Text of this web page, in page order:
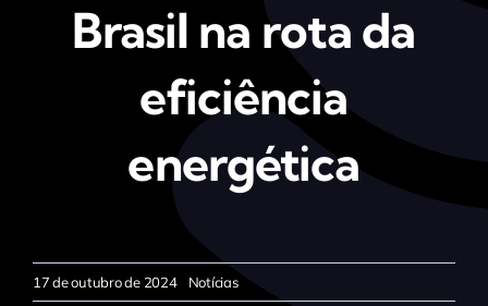
Brasil na rota da
eficiência
energética
17 de outubro de 2024 Notícias